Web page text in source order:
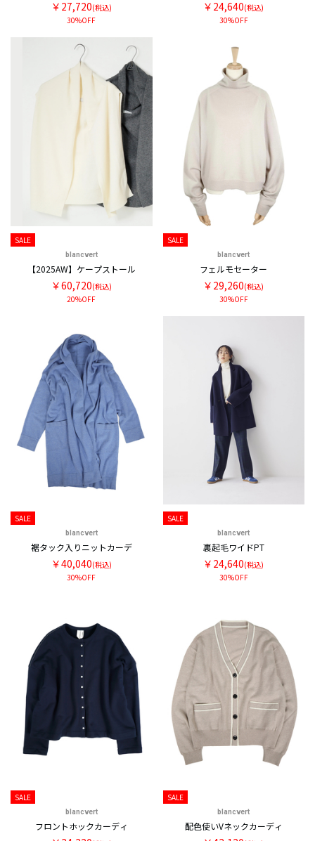
￥27,720(税込)
30%OFF
￥24,640(税込)
30%OFF
SALE
blancvert
【2025AW】ケープストール
￥60,720(税込)
20%OFF
SALE
blancvert
フェルモセーター
￥29,260(税込)
30%OFF
SALE
blancvert
裾タック入りニットカーデ
￥40,040(税込)
30%OFF
SALE
blancvert
裏起毛ワイドPT
￥24,640(税込)
30%OFF
SALE
blancvert
フロントホックカーディ
SALE
blancvert
配色使いVネックカーディ